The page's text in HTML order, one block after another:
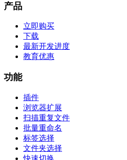
产品
立即购买
下载
最新开发进度
教育优惠
功能
插件
浏览器扩展
扫描重复文件
批量重命名
标签选择
文件夹选择
快速切换